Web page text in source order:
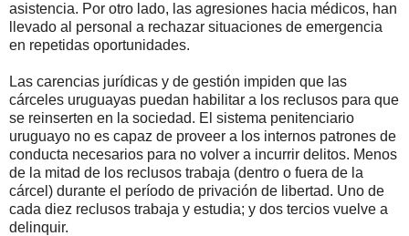
asistencia. Por otro lado, las agresiones hacia médicos, han
llevado al personal a rechazar situaciones de emergencia
en repetidas oportunidades.
Las carencias jurídicas y de gestión impiden que las
cárceles uruguayas puedan habilitar a los reclusos para que
se reinserten en la sociedad. El sistema penitenciario
uruguayo no es capaz de proveer a los internos patrones de
conducta necesarios para no volver a incurrir delitos. Menos
de la mitad de los reclusos trabaja (dentro o fuera de la
cárcel) durante el período de privación de libertad. Uno de
cada diez reclusos trabaja y estudia; y dos tercios vuelve a
delinquir.